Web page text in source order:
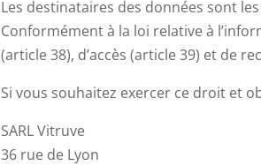
Les destinataires des données sont
Conformément à la loi relative à
(article 38), d’accès (article 39) et de
Si vous souhaitez exercer ce droit et
SARL Vitruve
36 rue de Lyon